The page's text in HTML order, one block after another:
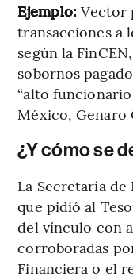
Ejemplo: Vector
transacciones a
según la
sobornos
“alto
México, Genaro
¿Y cómo se
La Secretaría
que pidió al
del vínculo con
corroboradas
Financiera o el